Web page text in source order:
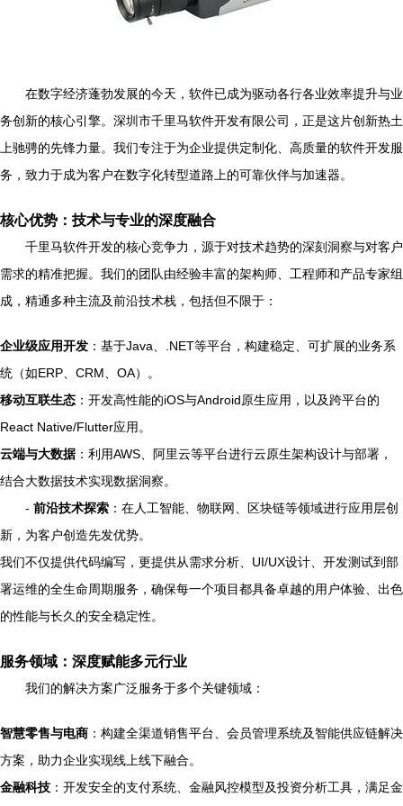
在数字经济蓬勃发展的今天，软件已成为驱动各行各业效率提升与业
务创新的核心引擎。深圳市千里马软件开发有限公司，正是这片创新热土
上驰骋的先锋力量。我们专注于为企业提供定制化、高质量的软件开发服
务，致力于成为客户在数字化转型道路上的可靠伙伴与加速器。
核心优势：技术与专业的深度融合
千里马软件开发的核心竞争力，源于对技术趋势的深刻洞察与对客户
需求的精准把握。我们的团队由经验丰富的架构师、工程师和产品专家组
成，精通多种主流及前沿技术栈，包括但不限于：
企业级应用开发 ：基于Java、.NET等平台，构建稳定、可扩展的业务系
统（如ERP、CRM、OA）。
移动互联生态 ：开发高性能的iOS与Android原生应用，以及跨平台的
React Native/Flutter应用。
云端与大数据：利用AWS、阿里云等平台进行云原生架构设计与部署，
结合大数据技术实现数据洞察。
- 前沿技术探索 ：在人工智能、物联网、区块链等领域进行应用层创
新，为客户创造先发优势。
我们不仅提供代码编写，更提供从需求分析、UI/UX设计、开发测试到部
署运维的全生命周期服务，确保每一个项目都具备卓越的用户体验、出色
的性能与长久的安全稳定性。
服务领域：深度赋能多元行业
我们的解决方案广泛服务于多个关键领域：
智慧零售与电商 ：构建全渠道销售平台、会员管理系统及智能供应链解决
方案，助力企业实现线上线下融合。
金融科技 ：开发安全的支付系统、金融风控模型及投资分析工具，满足金